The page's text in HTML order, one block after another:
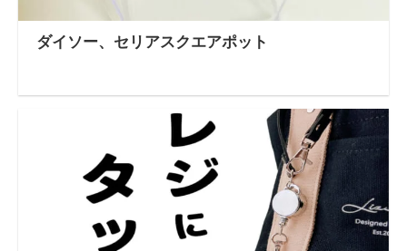
ダイソー、セリアスクエアポット